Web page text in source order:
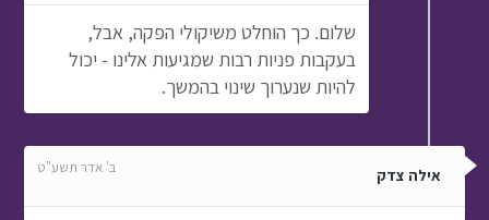
שלום. כך הוחלט משיקולי הפקה, אבל,
בעקבות פניות רבות שמגיעות אלינו - יכול
להיות שנערוך שינוי בהמשך.
אילה צדק ב' אדר תשע"ט